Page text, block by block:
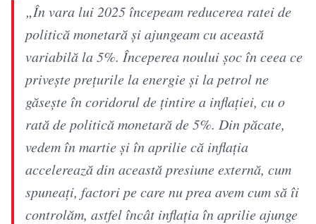
„În vara lui 2025 începeam reducerea ratei de
politică monetară şi ajungeam cu această
variabilă la 5%. Începerea noului şoc în ceea ce
priveşte preţurile la energie şi la petrol ne
găseşte în coridorul de ţintire a inflaţiei, cu o
rată de politică monetară de 5%. Din păcate,
vedem în martie şi în aprilie că inflaţia
accelerează din această presiune externă, cum
spuneaţi, factori pe care nu prea avem cum să îi
controlăm, astfel încât inflaţia în aprilie ajunge